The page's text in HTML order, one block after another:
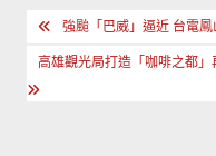
文
章
導
強颱「巴威」逼近 台電
高雄觀光局打造「咖啡之都